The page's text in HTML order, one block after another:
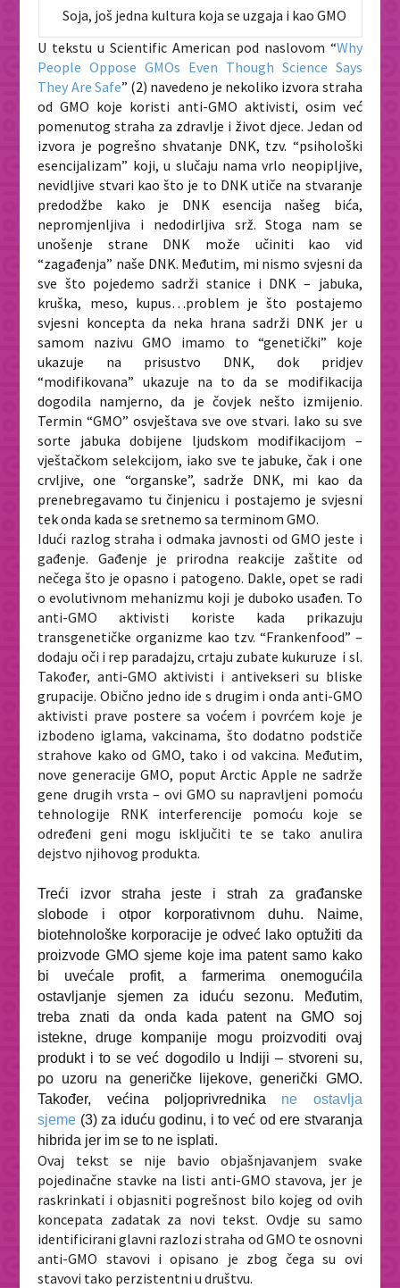
Soja, još jedna kultura koja se uzgaja i kao GMO
U tekstu uScientific American pod naslovom “Why
People Oppose GMOs Even Though Science Says
They Are Safe” (2) navedeno je nekoliko izvora straha
od GMO koje koristi anti-GMO aktivisti, osim već
pomenutog straha za zdravlje i život djece. Jedan od
izvora je pogrešno shvatanje DNK, tzv. “psihološki
esencijalizam” koji, u slučaju nama vrlo neopipljive,
nevidljive stvari kao što je to DNK utiče na stvaranje
predodžbe kako je DNK esencija našeg bića,
nepromjenljiva i nedodirljiva srž. Stoga nam se
unošenje strane DNK može učiniti kao vid
“zagađenja” naše DNK. Međutim, mi nismo svjesni da
sve što pojedemo sadrži stanice i DNK – jabuka,
kruška, meso, kupus…problem je što postajemo
svjesni koncepta da neka hrana sadrži DNK jer u
samom nazivu GMO imamo to “genetički” koje
ukazuje na prisustvo DNK, dok pridjev
“modifikovana” ukazuje na to da se modifikacija
dogodila namjerno, da je čovjek nešto izmijenio.
Termin “GMO” osvještava sve ove stvari. Iako su sve
sorte jabuka dobijene ljudskom modifikacijom –
vještačkom selekcijom, iako sve te jabuke, čak i one
crvljive, one “organske”, sadrže DNK, mi kao da
prenebregavamo tu činjenicu i postajemo je svjesni
tek onda kada se sretnemo sa terminom GMO.
Idući razlog straha i odmaka javnosti od GMO jeste i
gađenje. Gađenje je prirodna reakcije zaštite od
nečega što je opasno i patogeno. Dakle, opet se radi
o evolutivnom mehanizmu koji je duboko usađen. To
anti-GMO aktivisti koriste kada prikazuju
transgenetičke organizme kao tzv. “Frankenfood” –
dodaju oči i rep paradajzu, crtaju zubate kukuruze i sl.
Također, anti-GMO aktivisti i antivekseri su bliske
grupacije. Obično jedno ide s drugim i onda anti-GMO
aktivisti prave postere sa voćem i povrćem koje je
izbodeno iglama, vakcinama, što dodatno podstiče
strahove kako od GMO, tako i od vakcina. Međutim,
nove generacije GMO, poput Arctic Apple ne sadrže
gene drugih vrsta – ovi GMO su napravljeni pomoću
tehnologije RNK interferencije pomoću koje se
određeni geni mogu isključiti te se tako anulira
dejstvo njihovog produkta.
Treći izvor straha jeste i strah za građanske
slobode i otpor korporativnom duhu. Naime,
biotehnološke korporacije je odveć lako optužiti da
proizvode GMO sjeme koje ima patent samo kako
bi uvećale profit, a farmerima onemogućila
ostavljanje sjemen za iduću sezonu. Međutim,
treba znati da onda kada patent na GMO soj
istekne, druge kompanije mogu proizvoditi ovaj
produkt i to se već dogodilo u Indiji – stvoreni su,
po uzoru na generičke lijekove, generički GMO.
Također, većina poljoprivrednika ne ostavlja
sjeme (3) za iduću godinu, i to već od ere stvaranja
hibrida jer im se to ne isplati.
Ovaj tekst se nije bavio objašnjavanjem svake
pojedinačne stavke na listi anti-GMO stavova, jer je
raskrinkati i objasniti pogrešnost bilo kojeg od ovih
koncepata zadatak za novi tekst. Ovdje su samo
identificirani glavni razlozi straha od GMO te osnovni
anti-GMO stavovi i opisano je zbog čega su ovi
stavovi tako perzistentni u društvu.